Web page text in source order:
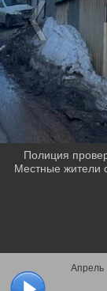
Апрель
Полиция
Местные жители